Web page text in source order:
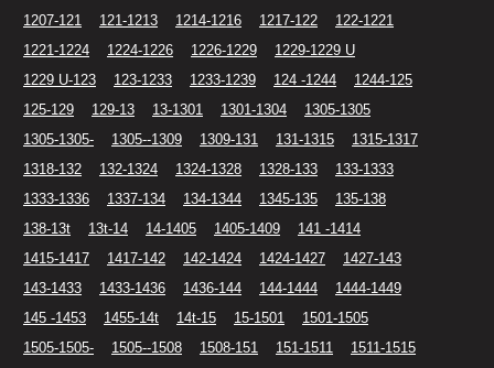
1207-121
121-1213 1214-1216 1217-122
122-1221
1221-1224
1224-1226 1226-1229
1229-1229 U
1229 U-123
123-1233 1233-1239 124 -1244
1244-125
125-129
129-13 13-1301 1301-1304
1305-1305
1305-1305-
1305--1309 1309-131 131-1315
1315-1317
1318-132
132-1324 1324-1328 1328-133
133-1333
1333-1336
1337-134 134-1344 1345-135
135-138
138-13t
13t-14 14-1405 1405-1409
141 -1414
1415-1417
1417-142 142-1424 1424-1427
1427-143
143-1433
1433-1436 1436-144 144-1444
1444-1449
145 -1453
1455-14t 14t-15 15-1501
1501-1505
1505-1505-
1505--1508 1508-151 151-1511
1511-1515